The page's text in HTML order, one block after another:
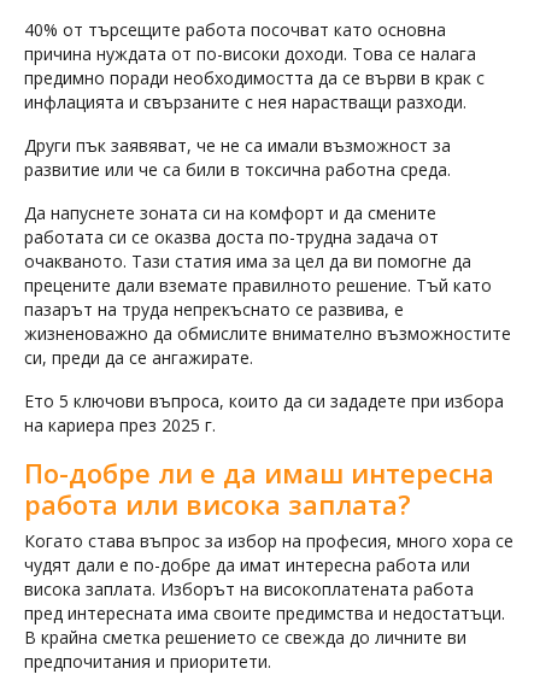
40% от търсещите работа посочват като основна
причина нуждата от по-високи доходи. Това се налага
предимно поради необходимостта да се върви в крак с
инфлацията и свързаните с нея нарастващи разходи.
Други пък заявяват, че не са имали възможност за
развитие или че са били в токсична работна среда.
Да напуснете зоната си на комфорт и да смените
работата си се оказва доста по-трудна задача от
очакваното. Тази статия има за цел да ви помогне да
прецените дали вземате правилното решение. Тъй като
пазарът на труда непрекъснато се развива, е
жизненоважно да обмислите внимателно възможностите
си, преди да се ангажирате.
Ето 5 ключови въпроса, които да си зададете при избора
на кариера през 2025 г.
По-добре ли е да имаш интересна
работа или висока заплата?
Когато става въпрос за избор на професия, много хора се
чудят дали е по-добре да имат интересна работа или
висока заплата. Изборът на високоплатената работа
пред интересната има своите предимства и недостатъци.
В крайна сметка решението се свежда до личните ви
предпочитания и приоритети.